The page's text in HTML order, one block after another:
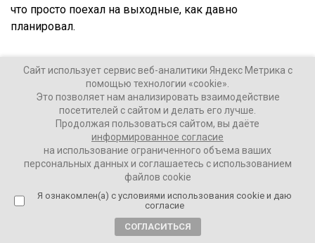
что просто поехал на выходные, как давно
планировал.
Ваши Новости
12 апреля 2022
ПОДЕЛИТЬСЯ
Алексей Кудрин ВВП
Сайт использует сервис веб-аналитики Яндекс Метрика с
помощью технологии «cookie».
Это позволяет нам анализировать взаимодействие
посетителей с сайтом и делать его лучше.
Продолжая пользоваться сайтом, вы даёте
информированное согласие
на использование ограниченного объема ваших
персональных данных и соглашаетесь с использованием
файлов cookie
Я ознакомлен(а) с условиями использования cookie и даю
согласие
СОГЛАСИТЬСЯ